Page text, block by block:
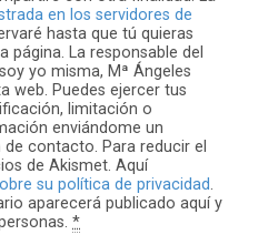
en los servidores de
hasta que tú quieras
página. La responsable del
yo misma, Mª Ángeles
web. Puedes ejercer tus
limitación o
enviándome un
contacto. Para reducir el
de Akismet. Aquí
su política de privacidad.
aparecerá publicado aquí y
*